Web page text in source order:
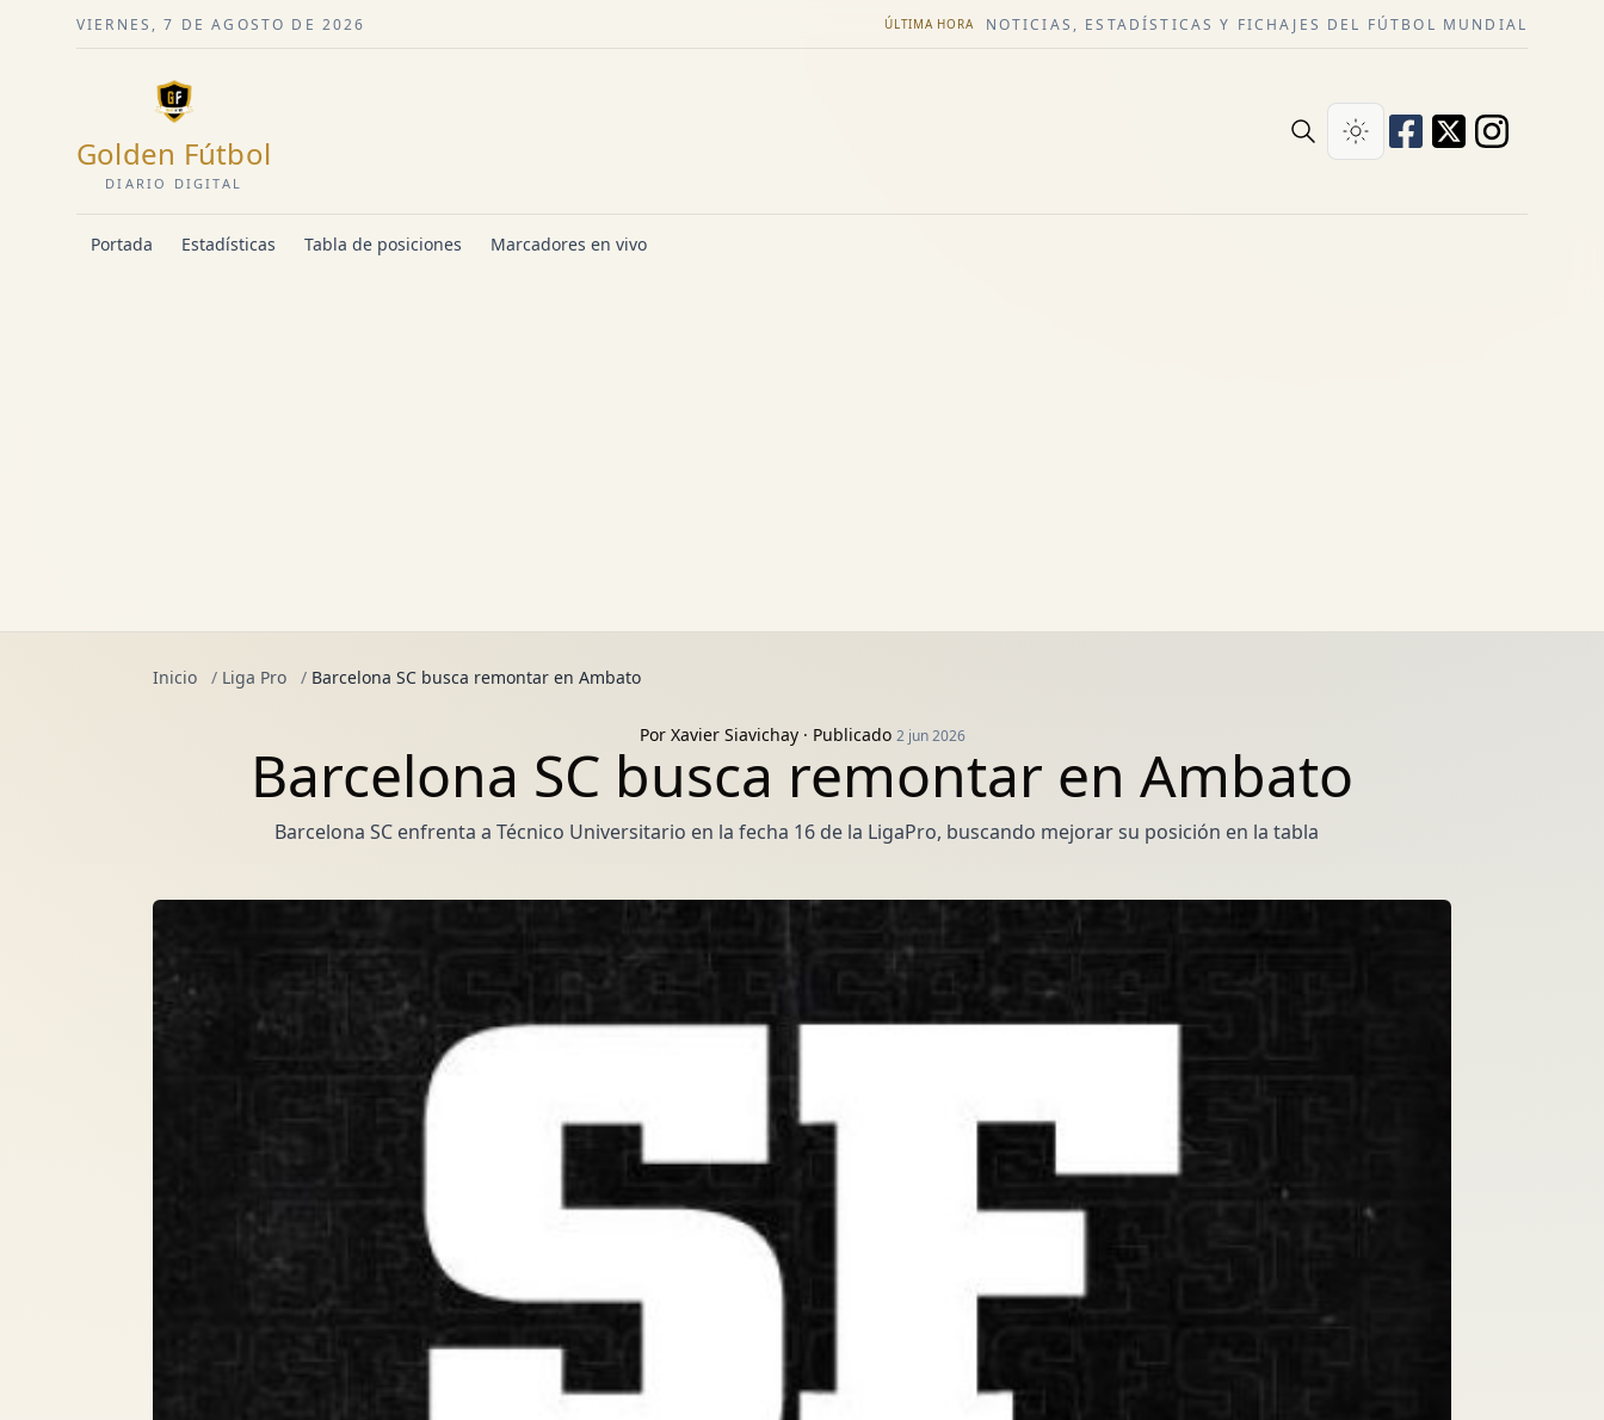
VIERNES, 7 DE AGOSTO DE 2026 ÚLTIMA HORA NOTICIAS, ESTADÍSTICAS Y FICHAJES DEL FÚTBOL MUNDIAL
Golden Fútbol
DIARIO DIGITAL
Portada Estadísticas Tabla de posiciones Marcadores en vivo
Inicio / Liga Pro / Barcelona SC busca remontar en Ambato
Por Xavier Siavichay· Publicado 2 jun 2026
Barcelona SC busca remontar en Ambato
Barcelona SC enfrenta a Técnico Universitario en la fecha 16 de la LigaPro, buscando mejorar su posición en la tabla